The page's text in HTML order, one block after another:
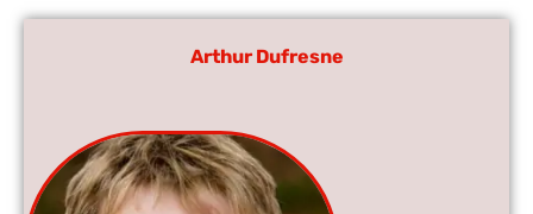
Arthur Dufresne